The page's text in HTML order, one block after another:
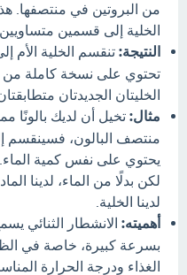
من البروتين في منتصفها.
الخلية إلى قسمين متساويين.
النتيجة: تنقسم الخلية الأم
تحتوي على نسخة كاملة من
الخليتان الجديدتان
مثال: تخيل أن لديك بالونًا
منتصف البالون، فسينقسم
يحتوي على نفس كمية الماء.
لكن بدلًا من الماء، لدينا
لدينا الخلية.
أهميته: الانشطار الثنائي
بسرعة كبيرة، خاصة في
الغذاء ودرجة الحرارة